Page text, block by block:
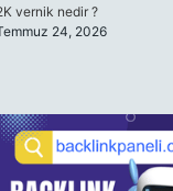
vernik nedir ?
24, 2026